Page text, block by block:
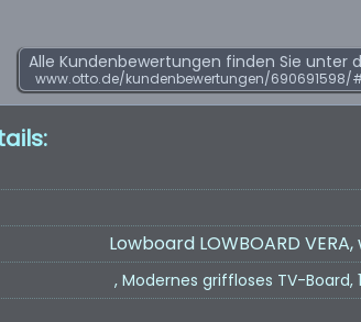
Alle Kundenbewertungen finden Sie unter
www.otto.de/kundenbewertungen/690691598/
Lowboard LOWBOARD
, Modernes griffloses TV-